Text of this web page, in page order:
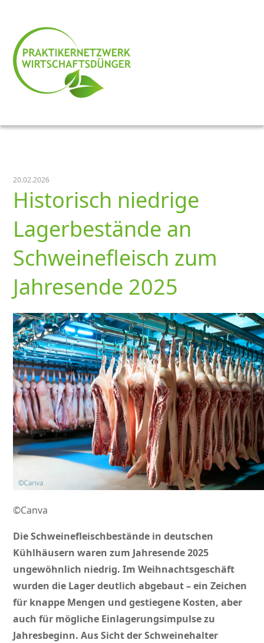
20.02.2026
Historisch niedrige
Lagerbestände an
Schweinefleisch zum
Jahresende 2025
©Canva
Die Schweinefleischbestände in deutschen
Kühlhäusern waren zum Jahresende 2025
ungewöhnlich niedrig. Im Weihnachtsgeschäft
wurden die Lager deutlich abgebaut – ein Zeichen
für knappe Mengen und gestiegene Kosten, aber
auch für mögliche Einlagerungsimpulse zu
Jahresbeginn. Aus Sicht der Schweinehalter